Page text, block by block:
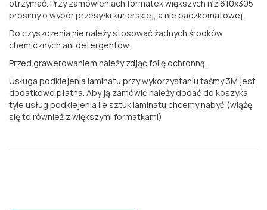
otrzymać. Przy zamówieniach formatek większych niż 610x305
prosimy o wybór przesyłki kurierskiej, a nie paczkomatowej.
Do czyszczenia nie należy stosować żadnych środków
chemicznych ani detergentów.
Przed grawerowaniem należy zdjąć folię ochronną.
Usługa podklejenia laminatu przy wykorzystaniu taśmy 3M jest
dodatkowo płatna. Aby ją zamówić należy dodać do koszyka
tyle usług podklejenia ile sztuk laminatu chcemy nabyć (wiążę
się to również z większymi formatkami)